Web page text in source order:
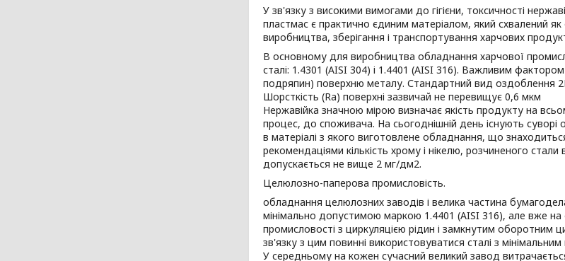
У зв'язку з високими вимогами до гігієни, токсичності
пластмас є практично єдиним матеріалом, який схвалений
виробництва, зберігання і транспортування харчових
В основному для виробництва обладнання харчової
сталі: 1.4301 (AISI 304) і 1.4401 (AISI 316). Важливим
подряпин) поверхню металу. Стандартний вид оздоблення
Шорсткість (Ra) поверхні зазвичай не перевищує 0,6 мкм
Нержавійка значною мірою визначає якість продукту на
процес, до споживача. На сьогоднішній день існують
в матеріалі з якого виготовлене обладнання, що
рекомендаціями кількість хрому і нікелю, розчиненого
допускається не вище 2 мг/дм2.
Целюлозно-паперова промисловість.
обладнання целюлозних заводів і велика частина
мінімально допустимою маркою 1.4401 (AISI 316), але вже
промисловості з циркуляцією рідин і замкнутим
зв'язку з цим повинні використовуватися сталі з
У середньому на кожен сучасний великий завод